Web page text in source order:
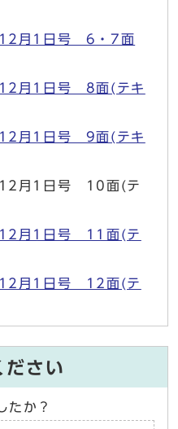
月1日号 6・7面
月1日号 8面(テキ
月1日号 9面(テキ
月1日号 10面(テ
月1日号 11面(テ
月1日号 12面(テ
ださい
たか？